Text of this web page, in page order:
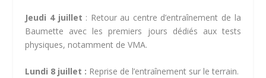
Jeudi 4 juillet : Retour au centre d’entraînement de la
Baumette avec les premiers jours dédiés aux tests
physiques, notamment de VMA.
Lundi 8 juillet : Reprise de l’entraînement sur le terrain.